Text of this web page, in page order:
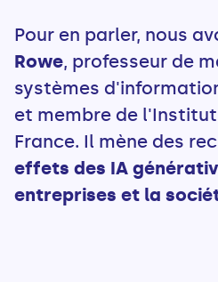
Pour en parler, nous
Rowe, professeur de
systèmes
et membre de
France. Il mène des
effets des IA
entreprises et la